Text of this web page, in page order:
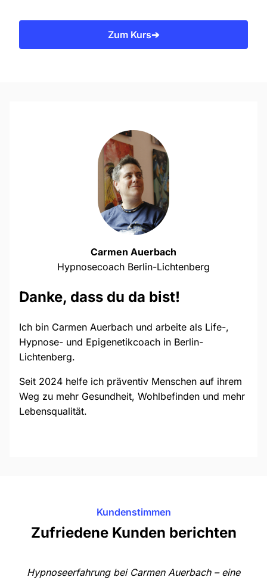
Zum Kurs➔
Carmen Auerbach
Hypnosecoach Berlin-Lichtenberg
Danke, dass du da bist!
Ich bin Carmen Auerbach und arbeite als Life-,
Hypnose- und Epigenetikcoach in Berlin-
Lichtenberg.
Seit 2024 helfe ich präventiv Menschen auf ihrem
Weg zu mehr Gesundheit, Wohlbefinden und mehr
Lebensqualität.
Kundenstimmen
Zufriedene Kunden berichten
Hypnoseerfahrung bei Carmen Auerbach – eine